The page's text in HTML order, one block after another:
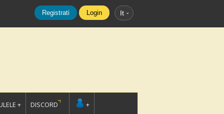
Registrati Login It
+ DISCORD +